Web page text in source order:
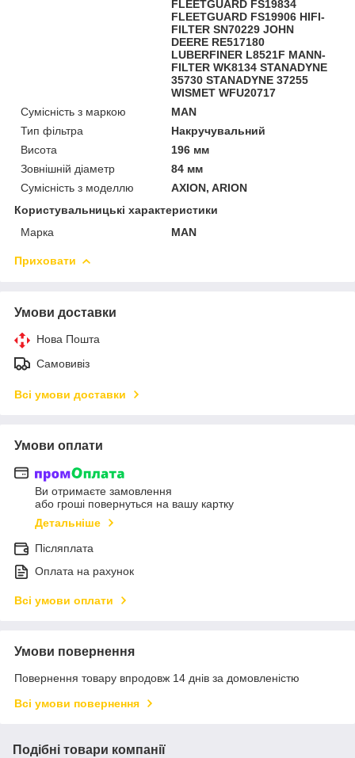
FLEETGUARD FS19834
FLEETGUARD FS19906 HIFI-
FILTER SN70229 JOHN
DEERE RE517180
LUBERFINER L8521F MANN-
FILTER WK8134 STANADYNE
35730 STANADYNE 37255
WISMET WFU20717
Сумісність з маркою
MAN
Тип фільтра
Накручувальний
Висота
196 мм
Зовнішній діаметр
84 мм
Сумісність з моделлю
AXION, ARION
Користувальницькі характеристики
Марка
MAN
Приховати
Умови доставки
Нова Пошта
Самовивіз
Всі умови доставки
Умови оплати
Ви отримаєте замовлення
або гроші повернуться на вашу картку
Детальніше
Післяплата
Оплата на рахунок
Всі умови оплати
Умови повернення
Повернення товару впродовж 14 днів за домовленістю
Всі умови повернення
Подібні товари компанії